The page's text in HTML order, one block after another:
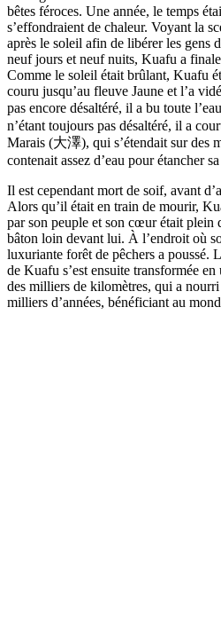
bêtes féroces. Une année, le temps
s’effondraient de chaleur. Voyant la
après le soleil afin de libérer les gens
neuf jours et neuf nuits, Kuafu a
Comme le soleil était brûlant, Kuafu
couru jusqu’au fleuve Jaune et l’a
pas encore désaltéré, il a bu toute
n’étant toujours pas désaltéré, il a
Marais (大澤), qui s’étendait sur des
contenait assez d’eau pour étancher
Il est cependant mort de soif, avant
Alors qu’il était en train de mourir,
par son peuple et son cœur était plein
bâton loin devant lui. À l’endroit où
luxuriante forêt de pêchers a poussé.
de Kuafu s’est ensuite transformée
des milliers de kilomètres, qui a
milliers d’années, bénéficiant au